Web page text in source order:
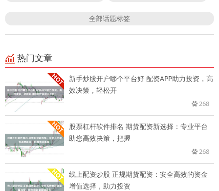
全部话题标签
热门文章
新手炒股开户哪个平台好 配资APP助力投资，高
效决策，轻松开
268
股票杠杆软件排名 期货配资新选择：专业平台
助您高效决策，把握
268
线上配资炒股 正规期货配资：安全高效的资金
增值选择，助力投资